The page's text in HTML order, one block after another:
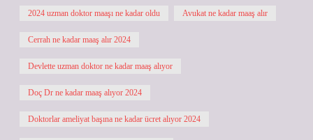
2024 uzman doktor maaşı ne kadar oldu Avukat ne kadar maaş alır
Cerrah ne kadar maaş alır 2024
Devlette uzman doktor ne kadar maaş alıyor
Doç Dr ne kadar maaş alıyor 2024
Doktorlar ameliyat başına ne kadar ücret alıyor 2024